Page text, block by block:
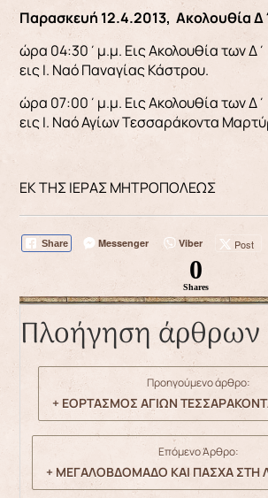
Παρασκευή 12.4.2013, Ακολουθία
ώρα 04:30΄μ.μ. Εις Ακολουθία των
εις Ι. Ναό Παναγίας Κάστρου.
ώρα 07:00΄μ.μ. Εις Ακολουθία των
εις Ι. Ναό Αγίων Τεσσαράκοντα
ΕΚ ΤΗΣ ΙΕΡΑΣ ΜΗΤΡΟΠΟΛΕΩΣ
Share Messenger Viber Post
0
Shares
Πλοήγηση άρθρων
Προηγούμενο άρθρο:
+ ΕΟΡΤΑΣΜΟΣ ΑΓΙΩΝ
Επόμενο Άρθρο:
+ ΜΕΓΑΛΟΒΔΟΜΑΔΟ ΚΑΙ ΠΑΣΧΑ ΣΤΗ